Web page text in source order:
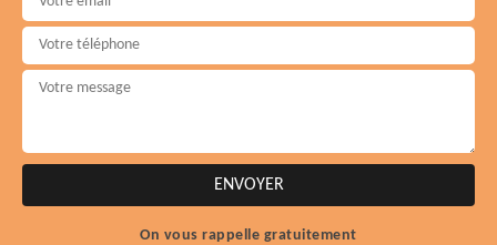
On vous rappelle gratuitement